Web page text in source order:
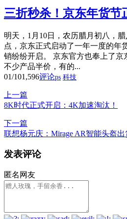
三折秒杀！京东年货节
明天，1月10日，农历腊月初八，
点，京东正式启动了一年一度的年
销纷纷开启。 京东官方也奉上了京
不少产品半价，有的...
01/101,596评论ps 科技
上一篇
8K时代正式开启：4K加速淘汰！
下一篇
联想杨元庆：Mirage AR智能头盔出
发表评论
匿名网友